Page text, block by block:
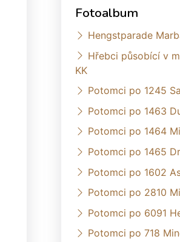
Fotoalbum
Hengstparade
Hřebci působící v
KK
Potomci po 1245
Potomci po 1463
Potomci po 1464
Potomci po 1465
Potomci po 1602
Potomci po 2810
Potomci po 6091
Potomci po 718